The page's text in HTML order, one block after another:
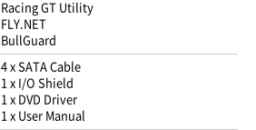
Racing GT Utility
FLY.NET
BullGuard
4 x SATA Cable
1 x I/O Shield
1 x DVD Driver
1 x User Manual